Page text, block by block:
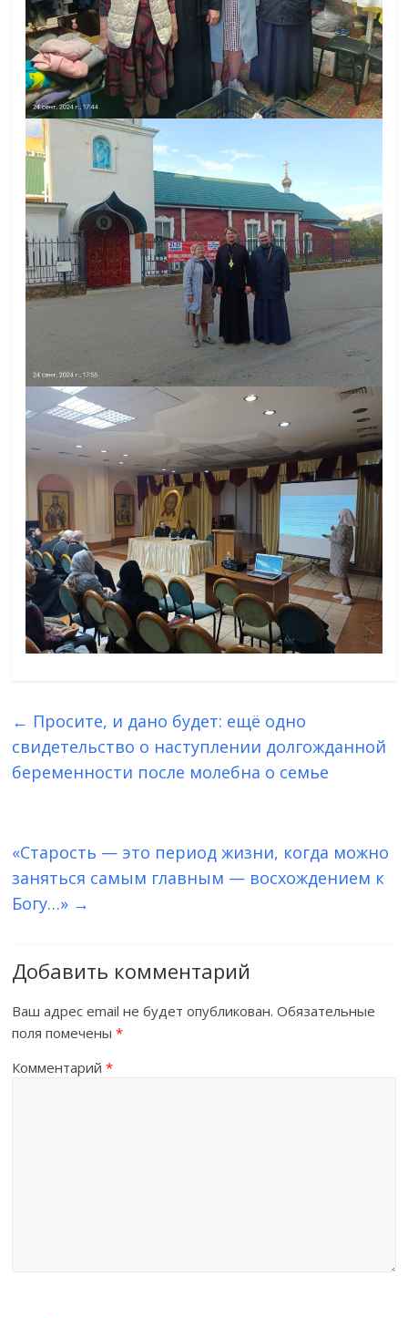
← Просите, и дано будет: ещё одно
свидетельство о наступлении долгожданной
беременности после молебна о семье
«Старость — это период жизни, когда можно
заняться самым главным — восхождением к
Богу…» →
Добавить комментарий
Ваш адрес email не будет опубликован. Обязательные
поля помечены*
Комментарий*